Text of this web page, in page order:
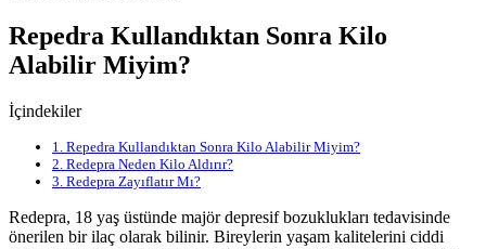
Repedra Kullandıktan Sonra Kilo
Alabilir Miyim?
İçindekiler
1. Repedra Kullandıktan Sonra Kilo Alabilir Miyim?
2. Redepra Neden Kilo Aldırır?
3. Redepra Zayıflatır Mı?
Redepra, 18 yaş üstünde majör depresif bozuklukları tedavisinde
önerilen bir ilaç olarak bilinir. Bireylerin yaşam kalitelerini ciddi